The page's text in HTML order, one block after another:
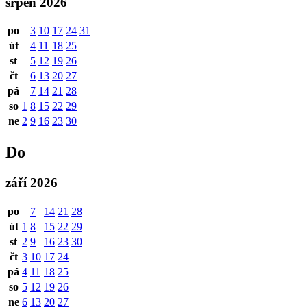
po 3 10 17 24 31
út
4 11 18 25
st
5 12 19 26
čt
6 13 20 27
pá
7 14 21 28
so 1 8 15 22 29
ne 2 9 16 23 30
Do
září 2026
po 7 14 21 28
út 1 8 15 22 29
st 2 9 16 23 30
čt 3 10 17 24
pá 4 11 18 25
so 5 12 19 26
ne 6 13 20 27